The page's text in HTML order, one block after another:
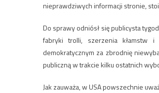
nieprawdziwych informacji stronie,
Do sprawy odniósł się publicysta
fabryki trolli, szerzenia kłamstw i
demokratycznym za zbrodnię
publiczną w trakcie kilku ostatnich
Jak zauważa, w USA powszechnie